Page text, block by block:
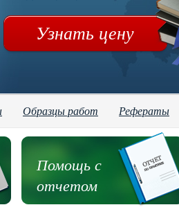
Узнать цену
Образцы работ Рефераты
Помощь с
отчетом